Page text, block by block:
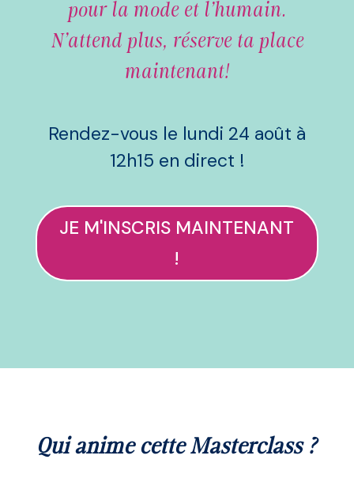
pour la mode et l’humain.
N’attend plus, réserve ta place
maintenant!
Rendez-vous le lundi 24 août à
12h15 en direct !
JE M'INSCRIS MAINTENANT
!
Qui anime cette Masterclass ?